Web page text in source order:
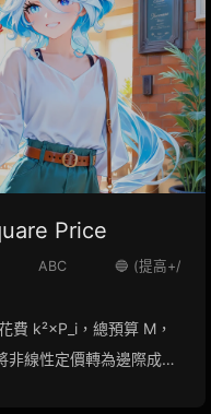
Price
ABC
🔵 (提高+/
費 k²×P_i，總預算 M，
非線性定價轉為邊際成